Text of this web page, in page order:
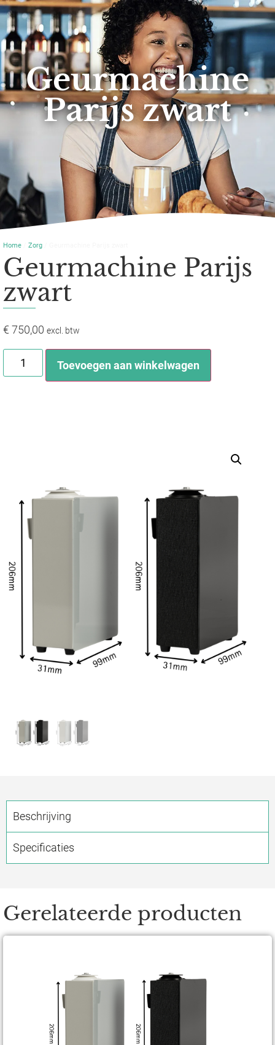
Geurmachine
Parijs zwart
Home Zorg
Geurmachine Parijs
zwart
€ 750,00 excl. btw
Toevoegen aan winkelwagen
Beschrijving
Specificaties
Gerelateerde producten